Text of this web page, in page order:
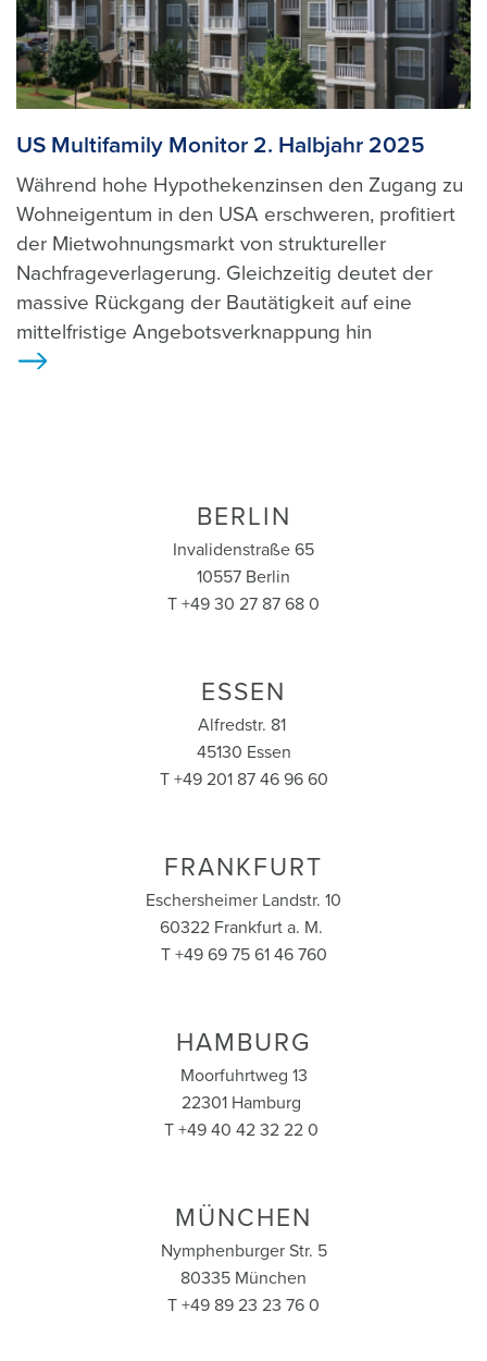
US Multifamily Monitor 2. Halbjahr 2025
Während hohe Hypothekenzinsen den Zugang zu
Wohneigentum in den USA erschweren, profitiert
der Mietwohnungsmarkt von struktureller
Nachfrageverlagerung. Gleichzeitig deutet der
massive Rückgang der Bautätigkeit auf eine
mittelfristige Angebotsverknappung hin
BERLIN
Invalidenstraße 65
10557 Berlin
T +49 30 27 87 68 0
ESSEN
Alfredstr. 81
45130 Essen
T +49 201 87 46 96 60
FRANKFURT
Eschersheimer Landstr. 10
60322 Frankfurt a. M.
T +49 69 75 61 46 760
HAMBURG
Moorfuhrtweg 13
22301 Hamburg
T +49 40 42 32 22 0
MÜNCHEN
Nymphenburger Str. 5
80335 München
T +49 89 23 23 76 0